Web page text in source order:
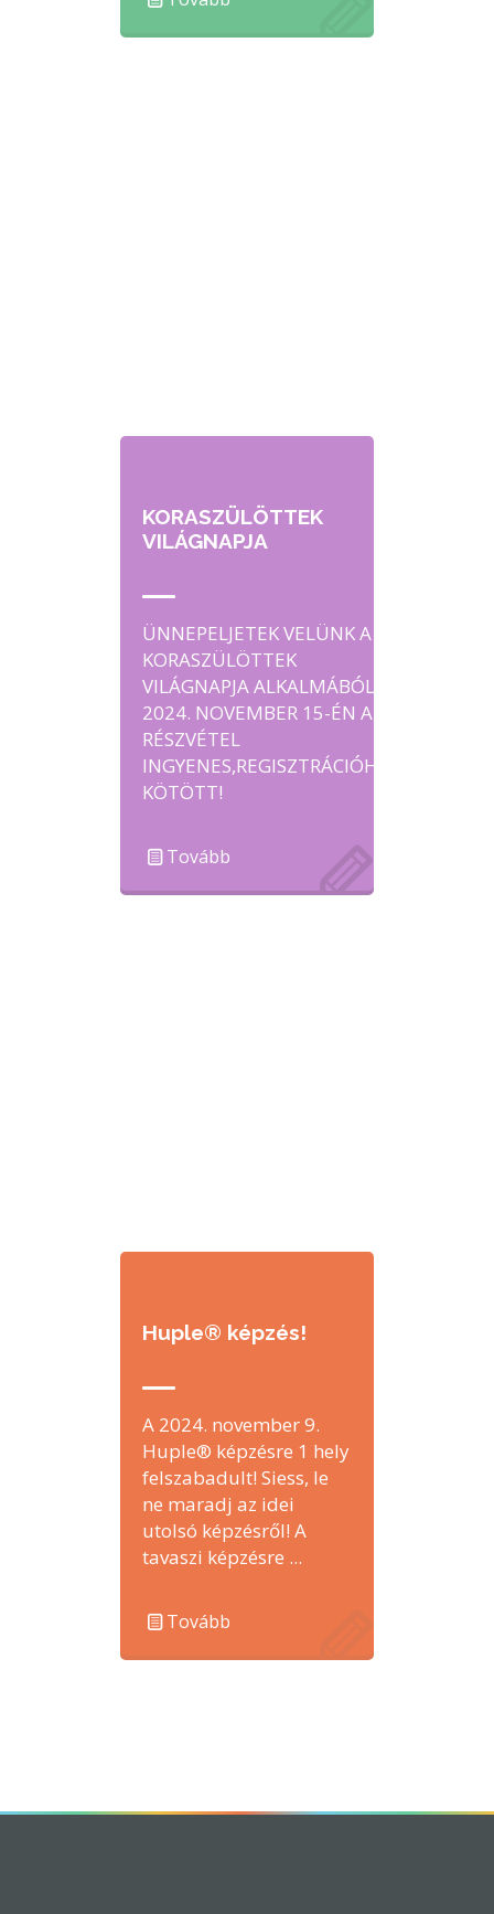
KORASZÜLÖTTEK
VILÁGNAPJA
ÜNNEPELJETEK VELÜNK A
KORASZÜLÖTTEK
VILÁGNAPJA ALKALMÁBÓL
2024. NOVEMBER 15-ÉN A
RÉSZVÉTEL
INGYENES,REGISZTRÁCIÓHOZ
KÖTÖTT!
Tovább
Huple® képzés!
A 2024. november 9.
Huple® képzésre 1 hely
felszabadult! Siess, le
ne maradj az idei
utolsó képzésről! A
tavaszi képzésre ...
Tovább